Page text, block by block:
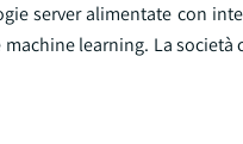
server alimentate con
learning. La